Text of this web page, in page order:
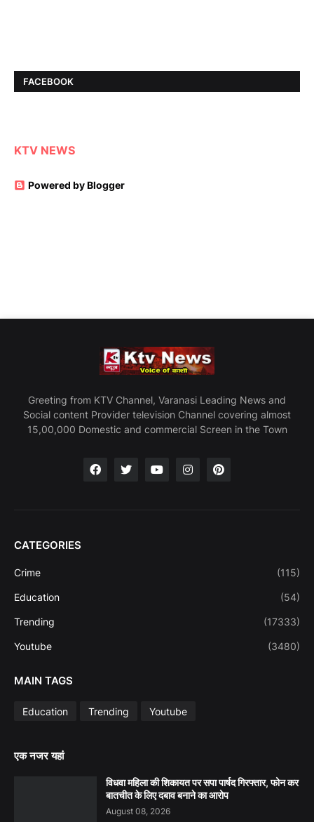
FACEBOOK
KTV NEWS
Powered by Blogger
Greeting from KTV Channel, Varanasi Leading News and
Social content Provider television Channel covering almost
15,00,000 Domestic and commercial Screen in the Town
CATEGORIES
Crime (115)
Education (54)
Trending (17333)
Youtube (3480)
MAIN TAGS
Education Trending Youtube
एक नजर यहां
विधवा महिला की शिकायत पर सपा पार्षद गिरफ्तार, फोन कर
बातचीत के लिए दबाव बनाने का आरोप
August 08, 2026